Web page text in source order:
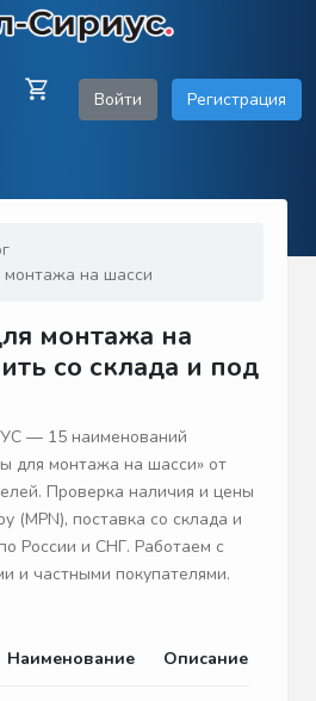
Войти Регистрация
монтажа на шасси
монтажа на
со склада и под
— 15 наименований
для монтажа на шасси» от
Проверка наличия и цены
(MPN), поставка со склада и
России и СНГ. Работаем с
и частными покупателями.
Наименование Описание